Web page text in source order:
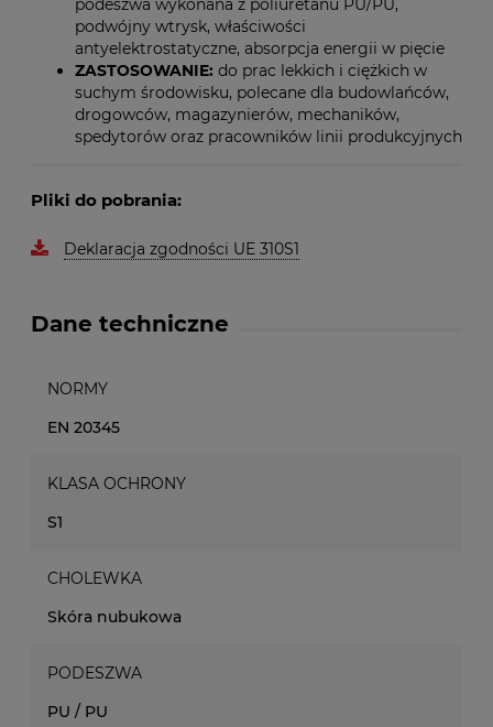
podeszwa wykonana z poliuretanu PU/PU,
podwójny wtrysk, właściwości
antyelektrostatyczne, absorpcja energii w pięcie
ZASTOSOWANIE: do prac lekkich i ciężkich w
suchym środowisku, polecane dla budowlańców,
drogowców, magazynierów, mechaników,
spedytorów oraz pracowników linii produkcyjnych
Pliki do pobrania:
Deklaracja zgodności UE 310S1
Dane techniczne
NORMY
EN 20345
KLASA OCHRONY
S1
CHOLEWKA
Skóra nubukowa
PODESZWA
PU / PU